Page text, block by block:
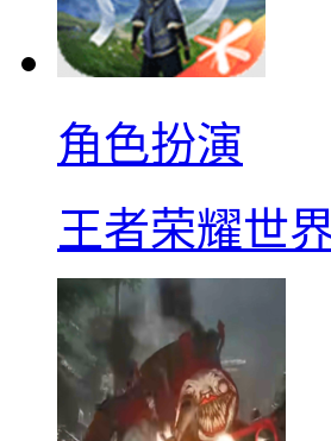
角色扮演
王者荣耀世